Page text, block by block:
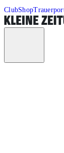
ClubShop